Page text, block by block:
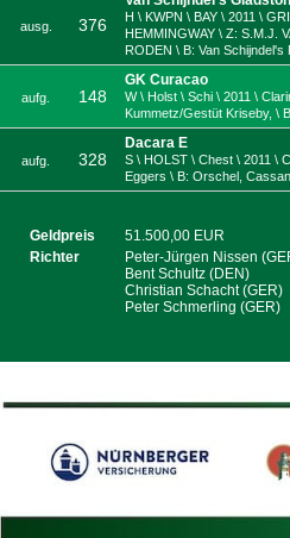
ausg. 376
H \ KWPN \ BAY \ 2011 \
HEMMINGWAY \ Z: S.M.J.
RODEN \ B: Van Schijndel's
aufg. 148
GK Curacao
W \ Holst \ Schi \ 2011 \
Kummetz/Gestüt Kriseby, \
aufg. 328
Dacara E
S \ HOLST \ Chest \ 2011 \
Eggers \ B: Orschel,
Geldpreis
51.500,00 EUR
Richter
Peter-Jürgen Nissen
Bent Schultz (DEN)
Christian Schacht (GER)
Peter Schmerling (GER)